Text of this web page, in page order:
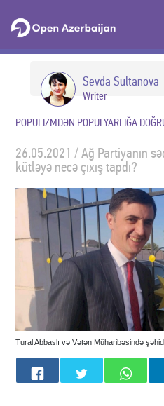
Sevda Sultanova
Writer
POPULIZMDƏN POPULYARLIĞA
26.05.2021 / Ağ Partiyanın
kütləyə necə çıxış tapdı?
Tural Abbaslı və Vətən Müharibəsində